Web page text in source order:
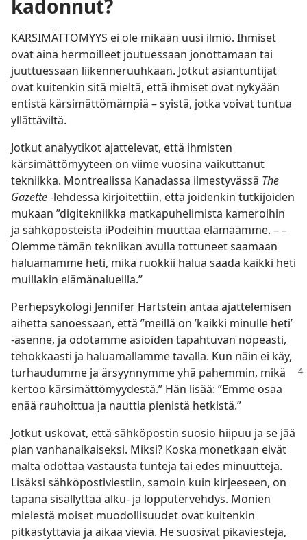
kadonnut?
KÄRSIMÄTTÖMYYS ei ole mikään uusi ilmiö. Ihmiset
ovat aina hermoilleet joutuessaan jonottamaan tai
juuttuessaan liikenneruuhkaan. Jotkut asiantuntijat
ovat kuitenkin sitä mieltä, että ihmiset ovat nykyään
entistä kärsimättömämpiä – syistä, jotka voivat tuntua
yllättäviltä.
Jotkut analyytikot ajattelevat, että ihmisten
kärsimättömyyteen on viime vuosina vaikuttanut
tekniikka. Montrealissa Kanadassa ilmestyvässä The
Gazette-lehdessä kirjoitettiin, että joidenkin tutkijoiden
mukaan ”digitekniikka matkapuhelimista kameroihin
ja sähköposteista iPodeihin muuttaa elämäämme. – –
Olemme tämän tekniikan avulla tottuneet saamaan
haluamamme heti, mikä ruokkii halua saada kaikki heti
muillakin elämänalueilla.”
Perhepsykologi Jennifer Hartstein antaa ajattelemisen
aihetta sanoessaan, että ”meillä on ’kaikki minulle heti’
-asenne, ja odotamme asioiden tapahtuvan nopeasti,
tehokkaasti ja haluamallamme tavalla. Kun näin ei käy,
turhaudumme ja ärsyynnymme yhä pahemmin, mikä
kertoo kärsimättömyydestä.” Hän lisää: ”Emme osaa
enää rauhoittua ja nauttia pienistä hetkistä.”
Jotkut uskovat, että sähköpostin suosio hiipuu ja se jää
pian vanhanaikaiseksi. Miksi? Koska monetkaan eivät
malta odottaa vastausta tunteja tai edes minuutteja.
Lisäksi sähköpostiviestiin, samoin kuin kirjeeseen, on
tapana sisällyttää alku- ja lopputervehdys. Monien
mielestä moiset muodollisuudet ovat kuitenkin
pitkästyttäviä ja aikaa vieviä. He suosivat pikaviestejä,